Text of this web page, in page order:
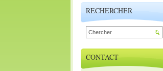
RECHERCHER
CONTACT